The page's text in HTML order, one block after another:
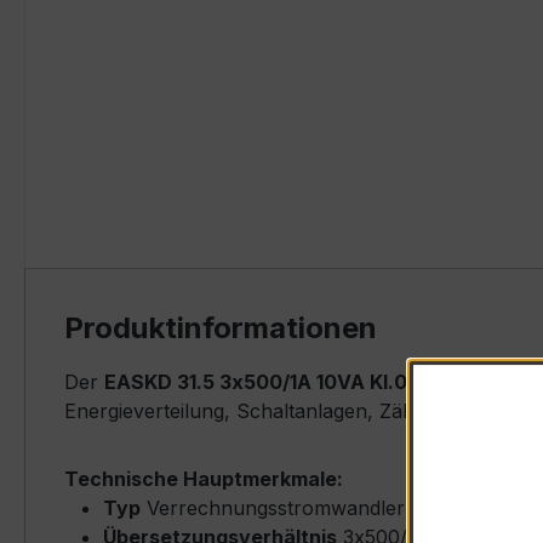
Produktinformationen
Der EASKD 31.5 3x500/1A 10VA Kl.0,2
ist ein
Energieverteilung, Schaltanlagen, Zählerfeldern
Technische Hauptmerkmale:
Typ Verrechnungsstromwandler – EASKD 31.5
Übersetzungsverhältnis 3x500/1 A (drei